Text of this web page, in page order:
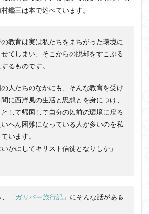
鑑三は本で述べています。
教育は実は私たちをまちがった環境に
せてしまい、そこからの脱却をすこぶる
るものです。
人たちのなかにも、そんな教育を受け
に西洋風の生活と思想とを身につけ、
して帰国して自分の以前の環境に戻る
へん困難になっている人が多いのを私
います。
いかにしてキリスト信徒となりしか」
「ガリバー旅行記」 にそんな話がある